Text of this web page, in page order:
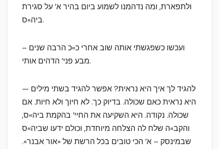
ולתפארת, ומה נדהמנו לשמוע ביום בהיר א’ על סגירת
ביה»ס.
ועכשו כשפגשתי אותה שוב אחרי כ»כ הרבה שנים –
מבע פני’ הדהים אותי.
להגיד לך איך היא נראית? אפשר להגיד בשתי מילים —
היא נראית כאם שכולה. בדיוק כך. לא חיוך ולא חיות. אם
שכולה. נקודה. היא השקיעה את החיי’ בהקמת ביה»ס,
והקב»ה שלח לה הצלחה מיוחדת, וכולם ידעו שביה»ס
שבמינסק – א’ הכי טובים בכל הרשת של «אור אבנר».